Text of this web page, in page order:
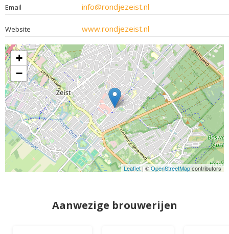
Email info@rondjezeist.nl
Website www.rondjezeist.nl
+
−
Leaflet| ©OpenStreetMapcontributors
Aanwezige brouwerijen